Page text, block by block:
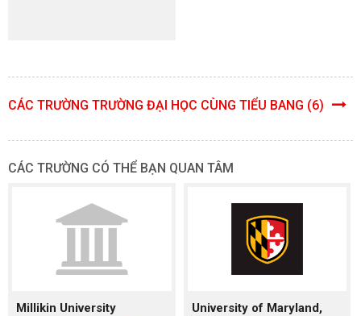
CÁC TRƯỜNG TRƯỜNG ĐẠI HỌC CÙNG TIỂU BANG (6)
CÁC TRƯỜNG CÓ THỂ BẠN QUAN TÂM
Millikin University
University of Maryland,